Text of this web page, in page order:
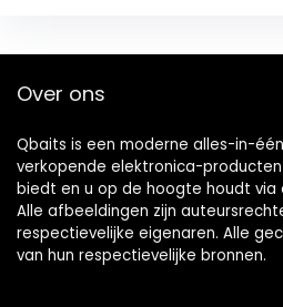
Over ons
Qbaits is een moderne alles-in-
verkopende elektronica-
biedt en u op de hoogte houdt via
Alle afbeeldingen zijn
respectievelijke eigenaren. Alle
van hun respectievelijke bronnen.